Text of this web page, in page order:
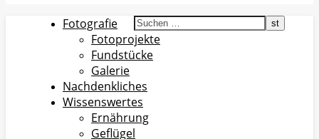
Fotografie
Fotoprojekte
Fundstücke
Galerie
Nachdenkliches
Wissenswertes
Ernährung
Geflügel